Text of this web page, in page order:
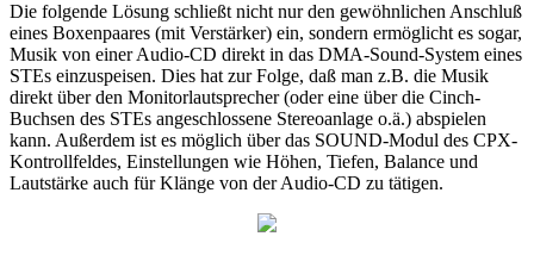
Die folgende Lösung schließt nicht nur den gewöhnlichen Anschluß
eines Boxenpaares (mit Verstärker) ein, sondern ermöglicht es sogar,
Musik von einer Audio-CD direkt in das DMA-Sound-System eines
STEs einzuspeisen. Dies hat zur Folge, daß man z.B. die Musik
direkt über den Monitorlautsprecher (oder eine über die Cinch-
Buchsen des STEs angeschlossene Stereoanlage o.ä.) abspielen
kann. Außerdem ist es möglich über das SOUND-Modul des CPX-
Kontrollfeldes, Einstellungen wie Höhen, Tiefen, Balance und
Lautstärke auch für Klänge von der Audio-CD zu tätigen.